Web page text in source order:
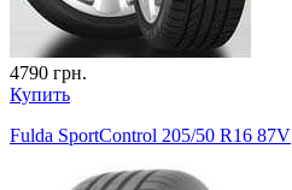
4790 грн.
Купить
Fulda SportControl 205/50 R16 87V